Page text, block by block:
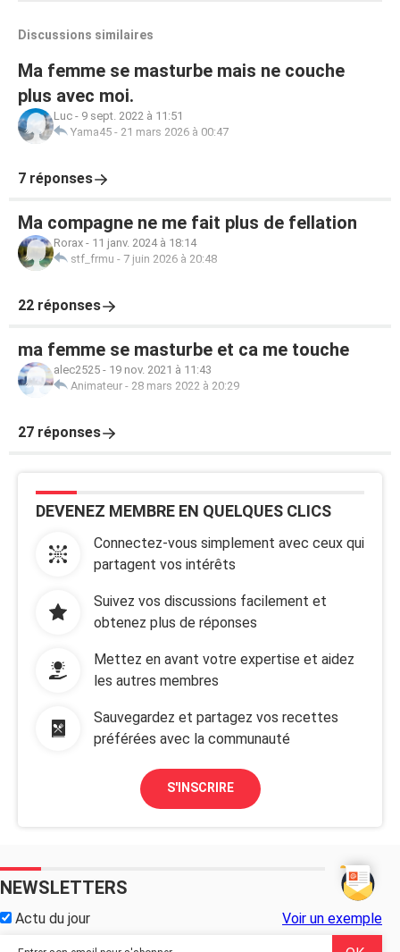
Discussions similaires
Ma femme se masturbe mais ne couche
plus avec moi.
Luc - 9 sept. 2022 à 11:51
Yama45 - 21 mars 2026 à 00:47
7 réponses
Ma compagne ne me fait plus de fellation
Rorax - 11 janv. 2024 à 18:14
stf_frmu - 7 juin 2026 à 20:48
22 réponses
ma femme se masturbe et ca me touche
alec2525 - 19 nov. 2021 à 11:43
Animateur - 28 mars 2022 à 20:29
27 réponses
DEVENEZ MEMBRE EN QUELQUES CLICS
Connectez-vous simplement avec ceux qui
partagent vos intérêts
Suivez vos discussions facilement et
obtenez plus de réponses
Mettez en avant votre expertise et aidez
les autres membres
Sauvegardez et partagez vos recettes
préférées avec la communauté
S'INSCRIRE
NEWSLETTERS
Actu du jour Voir un exemple